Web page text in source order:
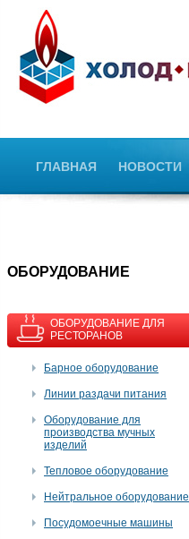
ГЛАВНАЯ НОВОСТИ
OБОРУДОВАНИЕ
ОБОРУДОВАНИЕ ДЛЯ
РЕСТОРАНОВ
Барное оборудование
Линии раздачи питания
Оборудование для
производства мучных
изделий
Тепловое оборудование
Нейтральное оборудование
Посудомоечные машины